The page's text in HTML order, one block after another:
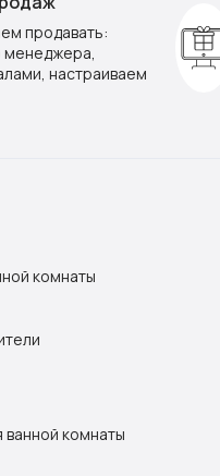
продавать:
менеджера,
настраиваем
комнаты
ванной комнаты